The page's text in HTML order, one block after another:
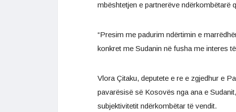
mbështetjen e partnerëve ndërkombëtarë
“Presim me padurim ndërtimin e
konkret me Sudanin në fusha me interes
Vlora Çitaku, deputete e re e zgjedhur e
pavarësisë së Kosovës nga ana e
subjektivitetit ndërkombëtar të vendit.